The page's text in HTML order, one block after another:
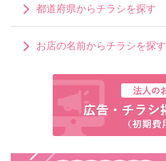
都道府県からチラシを探す
お店の名前からチラシを探す